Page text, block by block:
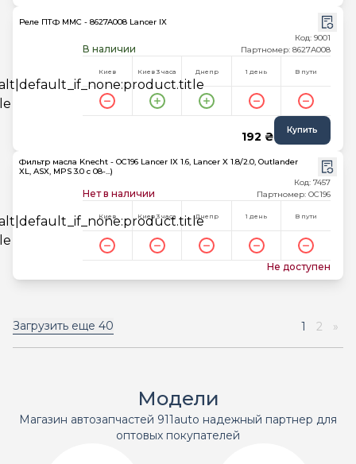
Реле ПТФ MMC - 8627A008 Lancer IX
В наличии
Код: 9001
Партномер: 8627A008
Киев Киев 3 часа Днепр 1 день В пути
192 ₴ Купить
Фильтр масла Knecht - OC196 Lancer IX 1.6, Lancer X 1.8/2.0, Outlander
XL, ASX, MPS 3.0 c 08-...)
Нет в наличии
Код: 7457
Партномер: OC196
Киев Киев 3 часа Днепр 1 день В пути
Не доступен
Загрузить еще 40 1 2 »
Модели
Магазин автозапчастей 911auto надежный партнер для
оптовых покупателей